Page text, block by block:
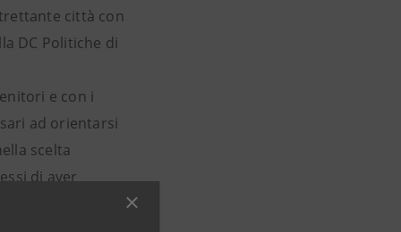
città con
DC Politiche di
e con i
ad orientarsi
scelta
di aver